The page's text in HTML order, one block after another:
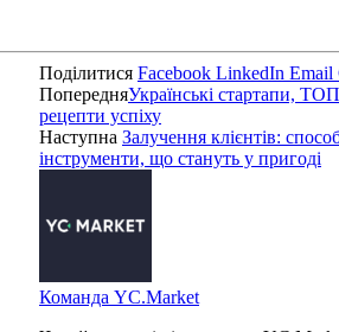
Поділитися Facebook LinkedIn Email
ПопередняУкраїнські стартапи,
рецепти успіху
Наступна Залучення клієнтів:
інструменти, що стануть у пригоді
Команда YC.Market